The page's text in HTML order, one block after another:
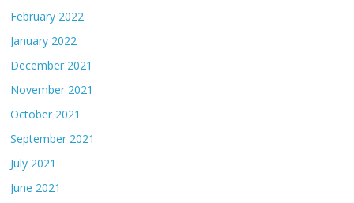
February 2022
January 2022
December 2021
November 2021
October 2021
September 2021
July 2021
June 2021